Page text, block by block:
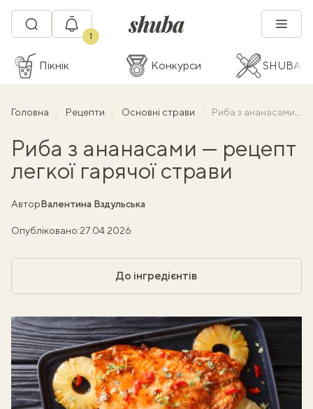
1
Пікнік Конкурси SHUBA
Головна Рецепти Основні страви Риба з ананасами — рецепт легкої гарячої страви
Риба з ананасами — рецепт
легкої гарячої страви
АвторВалентина Вздульська
Опубліковано:27.04.2026
До інгредієнтів